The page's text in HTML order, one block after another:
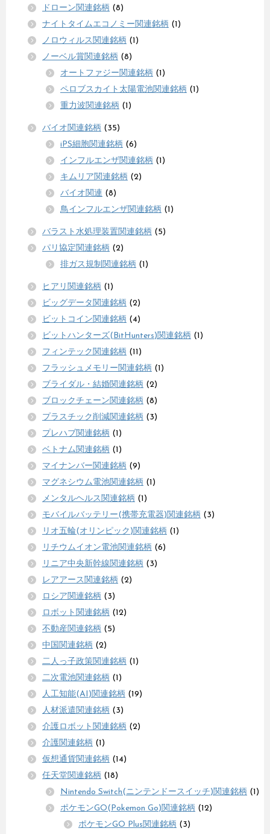
ドローン関連銘柄 (8)
ナイトタイムエコノミー関連銘柄 (1)
ノロウィルス関連銘柄 (1)
ノーベル賞関連銘柄 (8)
オートファジー関連銘柄 (1)
ペロブスカイト太陽電池関連銘柄 (1)
重力波関連銘柄 (1)
バイオ関連銘柄 (35)
iPS細胞関連銘柄 (6)
インフルエンザ関連銘柄 (1)
キムリア関連銘柄 (2)
バイオ関連 (8)
鳥インフルエンザ関連銘柄 (1)
バラスト水処理装置関連銘柄 (5)
パリ協定関連銘柄 (2)
排ガス規制関連銘柄 (1)
ヒアリ関連銘柄 (1)
ビッグデータ関連銘柄 (2)
ビットコイン関連銘柄 (4)
ビットハンターズ(BitHunters)関連銘柄 (1)
フィンテック関連銘柄 (11)
フラッシュメモリー関連銘柄 (1)
ブライダル・結婚関連銘柄 (2)
ブロックチェーン関連銘柄 (8)
プラスチック削減関連銘柄 (3)
プレハブ関連銘柄 (1)
ベトナム関連銘柄 (1)
マイナンバー関連銘柄 (9)
マグネシウム電池関連銘柄 (1)
メンタルヘルス関連銘柄 (1)
モバイルバッテリー(携帯充電器)関連銘柄 (3)
リオ五輪(オリンピック)関連銘柄 (1)
リチウムイオン電池関連銘柄 (6)
リニア中央新幹線関連銘柄 (3)
レアアース関連銘柄 (2)
ロシア関連銘柄 (3)
ロボット関連銘柄 (12)
不動産関連銘柄 (5)
中国関連銘柄 (2)
二人っ子政策関連銘柄 (1)
二次電池関連銘柄 (1)
人工知能(AI)関連銘柄 (19)
人材派遣関連銘柄 (3)
介護ロボット関連銘柄 (2)
介護関連銘柄 (1)
仮想通貨関連銘柄 (14)
任天堂関連銘柄 (18)
Nintendo Switch(ニンテンドースイッチ)関連銘柄 (1)
ポケモンGO(Pokemon Go)関連銘柄 (12)
ポケモンGO Plus関連銘柄 (3)